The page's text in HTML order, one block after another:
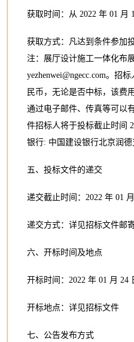
获取时间：从 2022 年 01 月
获取方式：凡达到条件参加
注：展厅设计施工一体化布
yezhenwei@ngecc.com。招标
民币，无论是否中标，该费
通过电子邮件、传真等可以
件招标人将于投标截止时间
银行: 中国建设银行北京润德
五、投标文件的递交
递交截止时间：2022 年 01
递交方式：详见招标文件邮
六、开标时间及地点
开标时间：2022 年 01 月 24
开标地点：详见招标文件
七、公告发布方式